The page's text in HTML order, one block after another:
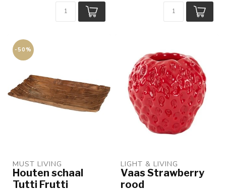
-50%
MUST LIVING
Houten schaal
Tutti Frutti
LIGHT & LIVING
Vaas Strawberry
rood